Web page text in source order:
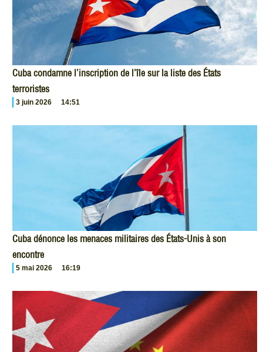
Cuba condamne l’inscription de l’île sur la liste des États
terroristes
3 juin 2026 14:51
Cuba dénonce les menaces militaires des États-Unis à son
encontre
5 mai 2026 16:19